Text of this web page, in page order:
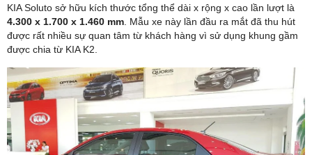
KIA Soluto sở hữu kích thước tổng thể dài x rộng x cao lần lượt là
4.300 x 1.700 x 1.460 mm . Mẫu xe này lần đầu ra mắt đã thu hút
được rất nhiều sự quan tâm từ khách hàng vì sử dụng khung gầm
được chia từ KIA K2.